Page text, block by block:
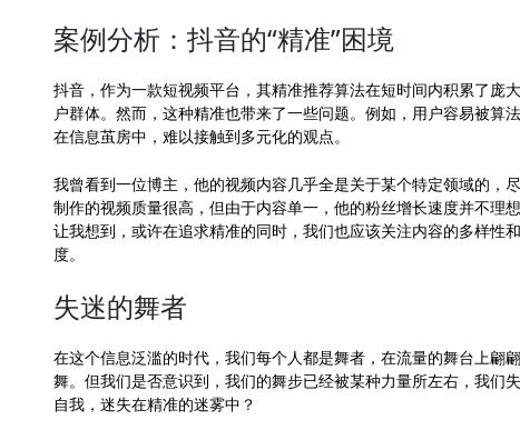
案例分析：抖音的“精准”困境
抖音，作为一款短视频平台，其精准推荐算法在短时间内积累了庞
户群体。然而，这种精准也带来了一些问题。例如，用户容易被算
在信息茧房中，难以接触到多元化的观点。
我曾看到一位博主，他的视频内容几乎全是关于某个特定领域的，
制作的视频质量很高，但由于内容单一，他的粉丝增长速度并不理
让我想到，或许在追求精准的同时，我们也应该关注内容的多样性
度。
失迷的舞者
在这个信息泛滥的时代，我们每个人都是舞者，在流量的舞台上翩
舞。但我们是否意识到，我们的舞步已经被某种力量所左右，我们
自我，迷失在精准的迷雾中？